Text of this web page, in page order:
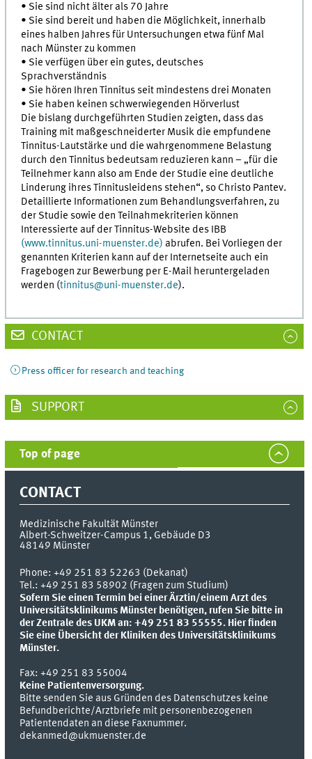
• Sie sind nicht älter als 70 Jahre
• Sie sind bereit und haben die Möglichkeit, innerhalb
eines halben Jahres für Untersuchungen etwa fünf Mal
nach Münster zu kommen
• Sie verfügen über ein gutes, deutsches
Sprachverständnis
• Sie hören Ihren Tinnitus seit mindestens drei Monaten
• Sie haben keinen schwerwiegenden Hörverlust
Die bislang durchgeführten Studien zeigten, dass das
Training mit maßgeschneiderter Musik die empfundene
Tinnitus-Lautstärke und die wahrgenommene Belastung
durch den Tinnitus bedeutsam reduzieren kann – „für die
Teilnehmer kann also am Ende der Studie eine deutliche
Linderung ihres Tinnitusleidens stehen“, so Christo Pantev.
Detaillierte Informationen zum Behandlungsverfahren, zu
der Studie sowie den Teilnahmekriterien können
Interessierte auf der Tinnitus-Website des IBB
(www.tinnitus.uni-muenster.de) abrufen. Bei Vorliegen der
genannten Kriterien kann auf der Internetseite auch ein
Fragebogen zur Bewerbung per E-Mail heruntergeladen
werden (tinnitus@uni-muenster.de).
CONTACT
Press officer for research and teaching
SUPPORT
Top of page
CONTACT
Medizinische Fakultät Münster
Albert-Schweitzer-Campus 1, Gebäude D3
48149 Münster
Phone:+49 251 83 52263 (Dekanat)
Tel.: +49 251 83 58902 (Fragen zum Studium)
Sofern Sie einen Termin bei einer Ärztin/einem Arzt des
Universitätsklinikums Münster benötigen, rufen Sie bitte in
der Zentrale des UKM an: +49 251 83 55555. Hier finden
Sie eine Übersicht der Kliniken des Universitätsklinikums
Münster.
Fax:+49 251 83 55004
Keine Patientenversorgung.
Bitte senden Sie aus Gründen des Datenschutzes keine
Befundberichte/Arztbriefe mit personenbezogenen
Patientendaten an diese Faxnummer.
dekanmed@ukmuenster.de